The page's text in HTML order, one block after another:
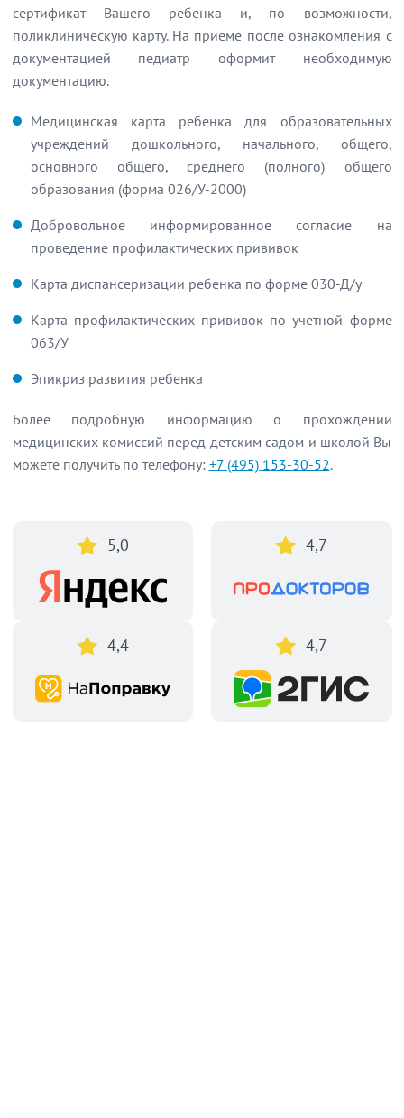
сертификат Вашего ребенка и, по возможности,
поликлиническую карту. На приеме после ознакомления с
документацией педиатр оформит необходимую
документацию.
Медицинская карта ребенка для образовательных
учреждений дошкольного, начального, общего,
основного общего, среднего (полного) общего
образования (форма 026/У-2000)
Добровольное информированное согласие на
проведение профилактических прививок
Карта диспансеризации ребенка по форме 030-Д/у
Карта профилактических прививок по учетной форме
063/У
Эпикриз развития ребенка
Более подробную информацию о прохождении
медицинских комиссий перед детским садом и школой Вы
можете получить по телефону: +7 (495) 153-30-52.
5,0 4,7
4,4 4,7